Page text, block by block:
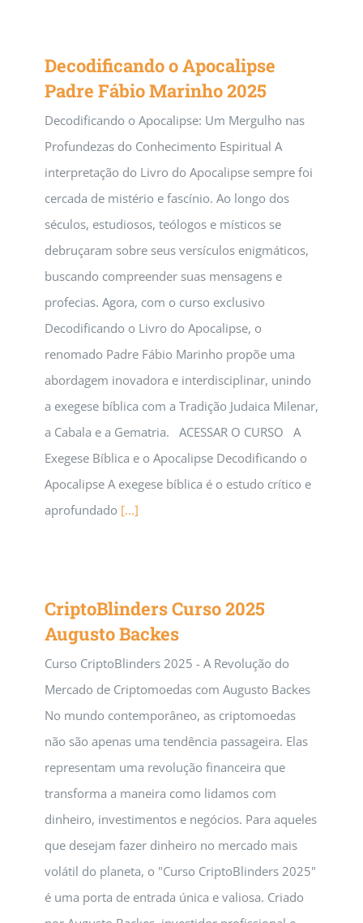
Decodificando o Apocalipse
Padre Fábio Marinho 2025
Decodificando o Apocalipse: Um Mergulho nas
Profundezas do Conhecimento Espiritual A
interpretação do Livro do Apocalipse sempre foi
cercada de mistério e fascínio. Ao longo dos
séculos, estudiosos, teólogos e místicos se
debruçaram sobre seus versículos enigmáticos,
buscando compreender suas mensagens e
profecias. Agora, com o curso exclusivo
Decodificando o Livro do Apocalipse, o
renomado Padre Fábio Marinho propõe uma
abordagem inovadora e interdisciplinar, unindo
a exegese bíblica com a Tradição Judaica Milenar,
a Cabala e a Gematria. ACESSAR O CURSO A
Exegese Bíblica e o Apocalipse Decodificando o
Apocalipse A exegese bíblica é o estudo crítico e
aprofundado [...]
CriptoBlinders Curso 2025
Augusto Backes
Curso CriptoBlinders 2025 - A Revolução do
Mercado de Criptomoedas com Augusto Backes
No mundo contemporâneo, as criptomoedas
não são apenas uma tendência passageira. Elas
representam uma revolução financeira que
transforma a maneira como lidamos com
dinheiro, investimentos e negócios. Para aqueles
que desejam fazer dinheiro no mercado mais
volátil do planeta, o "Curso CriptoBlinders 2025"
é uma porta de entrada única e valiosa. Criado